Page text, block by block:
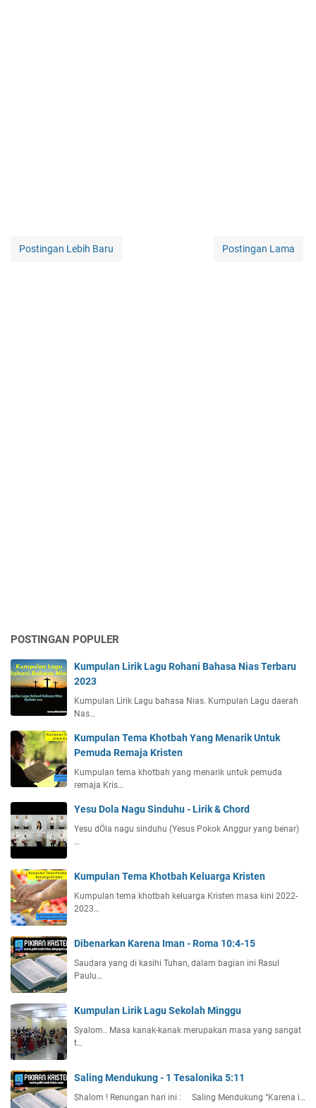
Postingan Lebih Baru Postingan Lama
POSTINGAN POPULER
Kumpulan Lirik Lagu Rohani Bahasa Nias Terbaru
2023
Kumpulan Lirik Lagu bahasa Nias. Kumpulan Lagu daerah
Nas…
Kumpulan Tema Khotbah Yang Menarik Untuk
Pemuda Remaja Kristen
Kumpulan tema khotbah yang menarik untuk pemuda
remaja Kris…
Yesu Dola Nagu Sinduhu - Lirik & Chord
Yesu dÖla nagu sinduhu (Yesus Pokok Anggur yang benar)
…
Kumpulan Tema Khotbah Keluarga Kristen
Kumpulan tema khotbah keluarga Kristen masa kini 2022-
2023…
Dibenarkan Karena Iman - Roma 10:4-15
Saudara yang di kasihi Tuhan, dalam bagian ini Rasul
Paulu…
Kumpulan Lirik Lagu Sekolah Minggu
Syalom.. Masa kanak-kanak merupakan masa yang sangat
t…
Saling Mendukung - 1 Tesalonika 5:11
Shalom ! Renungan hari ini : Saling Mendukung “Karena i…